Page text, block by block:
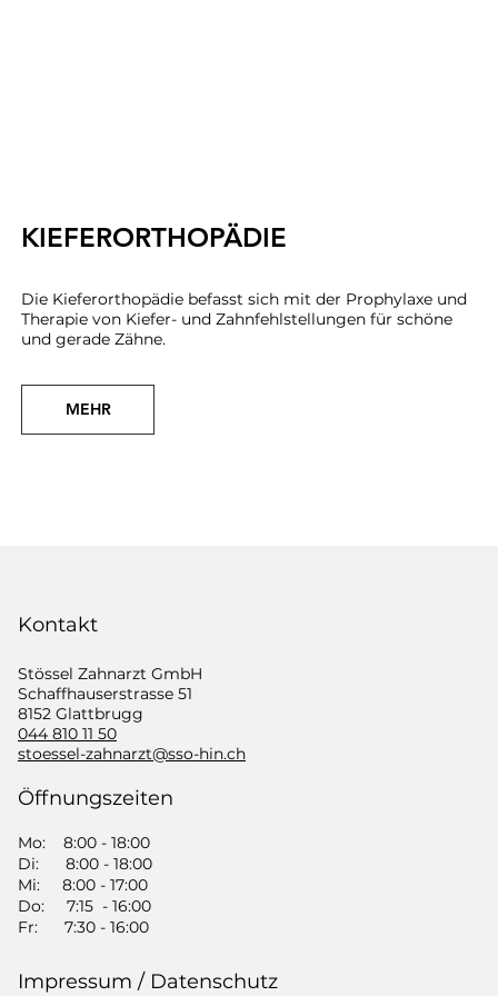
KIEFERORTHOPÄDIE
Die Kieferorthopädie befasst sich mit der Prophylaxe und
Therapie von Kiefer- und Zahnfehlstellungen für schöne
und gerade Zähne.
MEHR
Impressum / Datenschutz
Öffnungszeiten
Mo: 8:00 - 18:00
Di: 8:00 - 18:00
Mi: 8:00 - 17:00
Do: 7:15 - 16:00
Fr: 7:30 - 16:00
Kontakt
Stössel Zahnarzt GmbH
​Schaffhauserstrasse 51
8152 Glattbrugg
044 810 11 50
​stoessel-zahnarzt@sso-hin.ch